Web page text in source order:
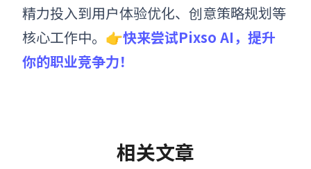
精力投入到用户体验优化、创意策略规划等
核心工作中。 👉快来尝试Pixso AI，提升
你的职业竞争力！
相关文章